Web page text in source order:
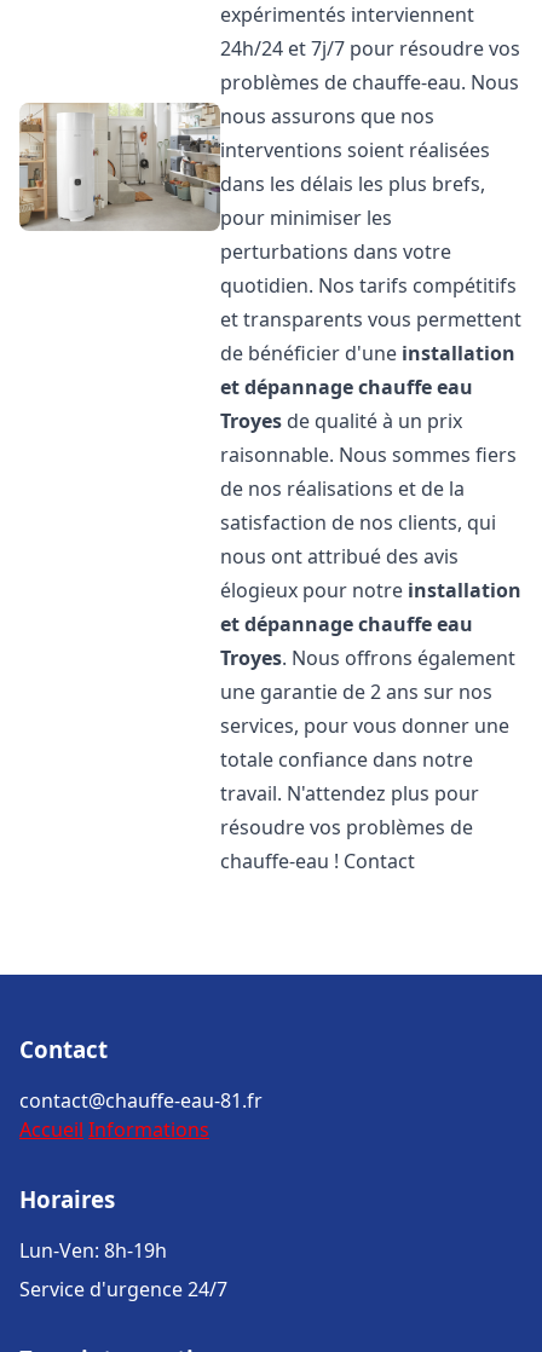
expérimentés interviennent
24h/24 et 7j/7 pour résoudre vos
problèmes de chauffe-eau. Nous
nous assurons que nos
interventions soient réalisées
dans les délais les plus brefs,
pour minimiser les
perturbations dans votre
quotidien. Nos tarifs compétitifs
et transparents vous permettent
de bénéficier d'une installation
et dépannage chauffe eau
Troyes de qualité à un prix
raisonnable. Nous sommes fiers
de nos réalisations et de la
satisfaction de nos clients, qui
nous ont attribué des avis
élogieux pour notre installation
et dépannage chauffe eau
Troyes. Nous offrons également
une garantie de 2 ans sur nos
services, pour vous donner une
totale confiance dans notre
travail. N'attendez plus pour
résoudre vos problèmes de
chauffe-eau ! Contact
Contact
contact@chauffe-eau-81.fr
Accueil Informations
Horaires
Lun-Ven: 8h-19h
Service d'urgence 24/7